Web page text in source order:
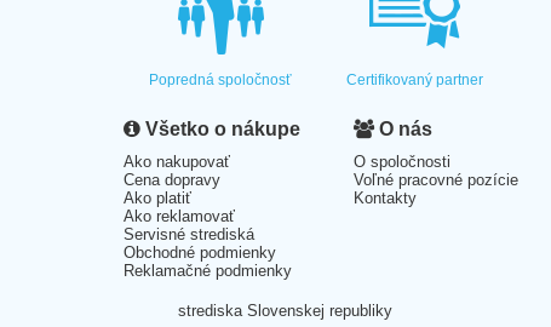
Popredná spoločnosť Certifikovaný partner
Všetko o nákupe
Ako nakupovať
Cena dopravy
Ako platiť
Ako reklamovať
Servisné strediská
Obchodné podmienky
Reklamačné podmienky
O nás
O spoločnosti
Voľné pracovné pozície
Kontakty
strediska Slovenskej republiky